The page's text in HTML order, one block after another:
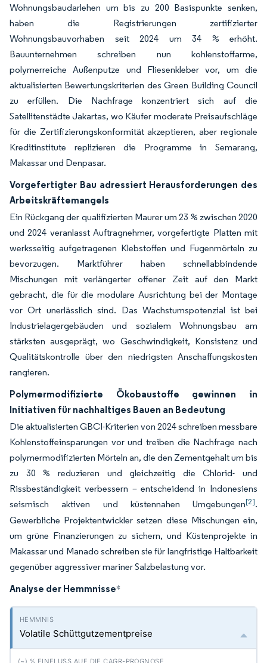
Wohnungsbaudarlehen um bis zu 200 Basispunkte senken,
haben die Registrierungen zertifizierter
Wohnungsbauvorhaben seit 2024 um 34 % erhöht.
Bauunternehmen schreiben nun kohlenstoffarme,
polymerreiche Außenputze und Fliesenkleber vor, um die
aktualisierten Bewertungskriterien des Green Building Council
zu erfüllen. Die Nachfrage konzentriert sich auf die
Satellitenstädte Jakartas, wo Käufer moderate Preisaufschläge
für die Zertifizierungskonformität akzeptieren, aber regionale
Kreditinstitute replizieren die Programme in Semarang,
Makassar und Denpasar.
Vorgefertigter Bau adressiert Herausforderungen des
Arbeitskräftemangels
Ein Rückgang der qualifizierten Maurer um 23 % zwischen 2020
und 2024 veranlasst Auftragnehmer, vorgefertigte Platten mit
werksseitig aufgetragenen Klebstoffen und Fugenmörteln zu
bevorzugen. Marktführer haben schnellabbindende
Mischungen mit verlängerter offener Zeit auf den Markt
gebracht, die für die modulare Ausrichtung bei der Montage
vor Ort unerlässlich sind. Das Wachstumspotenzial ist bei
Industrielagergebäuden und sozialem Wohnungsbau am
stärksten ausgeprägt, wo Geschwindigkeit, Konsistenz und
Qualitätskontrolle über den niedrigsten Anschaffungskosten
rangieren.
Polymermodifizierte Ökobaustoffe gewinnen in
Initiativen für nachhaltiges Bauen an Bedeutung
Die aktualisierten GBCI-Kriterien von 2024 schreiben messbare
Kohlenstoffeinsparungen vor und treiben die Nachfrage nach
polymermodifizierten Mörteln an, die den Zementgehalt um bis
zu 30 % reduzieren und gleichzeitig die Chlorid- und
Rissbeständigkeit verbessern – entscheidend in Indonesiens
seismisch aktiven und küstennahen Umgebungen[2].
Gewerbliche Projektentwickler setzen diese Mischungen ein,
um grüne Finanzierungen zu sichern, und Küstenprojekte in
Makassar und Manado schreiben sie für langfristige Haltbarkeit
gegenüber aggressiver mariner Salzbelastung vor.
Analyse der Hemmnisse*
Volatile Schüttgutzementpreise